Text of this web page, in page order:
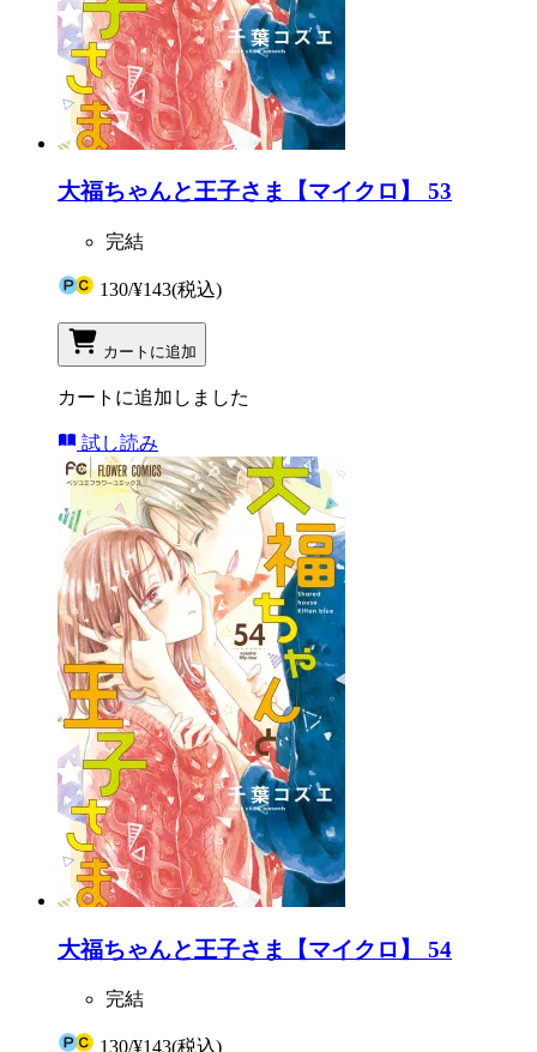
大福ちゃんと王子さま【マイクロ】 53
完結
130/¥143(税込)
カートに追加
カートに追加しました
試し読み
大福ちゃんと王子さま【マイクロ】 54
完結
130/¥143(税込)